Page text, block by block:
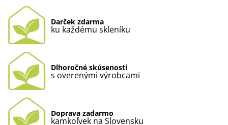
Darček zdarma
ku každému skleníku
Dlhoročné skúsenosti
s overenými výrobcami
Doprava zadarmo
kamkoľvek na Slovensku